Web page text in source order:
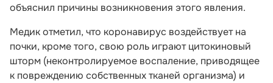
объяснил причины возникновения этого явления.
Медик отметил, что коронавирус воздействует на
почки, кроме того, свою роль играют цитокиновый
шторм (неконтролируемое воспаление, приводящее
к повреждению собственных тканей организма) и